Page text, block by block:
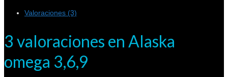
Valoraciones (3)
3 valoraciones en Alaska
omega 3,6,9